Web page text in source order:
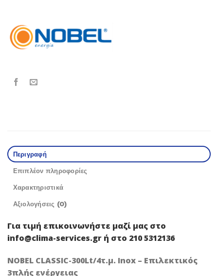
Περιγραφή
Επιπλέον πληροφορίες
Χαρακτηριστικά
Αξιολογήσεις (0)
Για τιμή επικοινωνήστε μαζί μας στο
info@clima-services.gr ή στο 210 5312136
NOBEL CLASSIC-300Lt/4τ.μ. Inox – Επιλεκτικός
3πλής ενέργειας